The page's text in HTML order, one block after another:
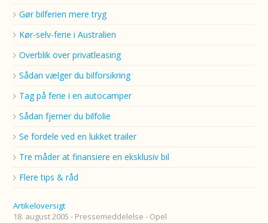
Gør bilferien mere tryg
Kør-selv-ferie i Australien
Overblik over privatleasing
Sådan vælger du bilforsikring
Tag på ferie i en autocamper
Sådan fjerner du bilfolie
Se fordele ved en lukket trailer
Tre måder at finansiere en eksklusiv bil
Flere tips & råd
Artikeloversigt
18. august 2005 - Pressemeddelelse - Opel